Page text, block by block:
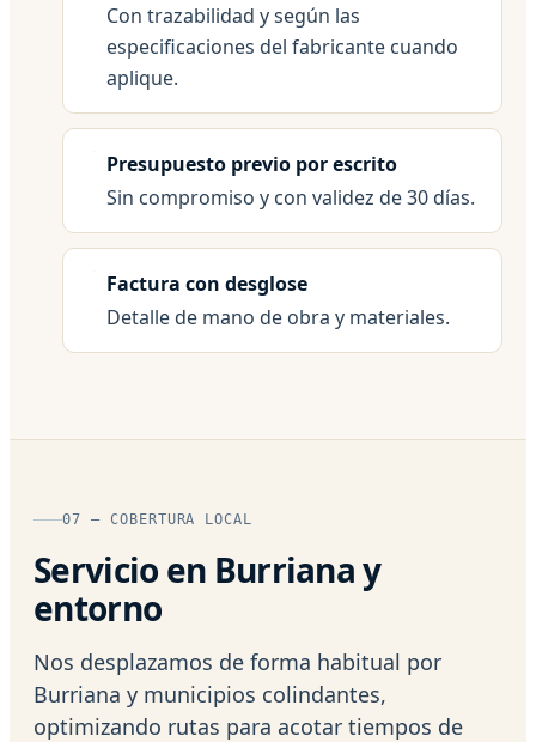
Con trazabilidad y según las
especificaciones del fabricante cuando
aplique.
Presupuesto previo por escrito
Sin compromiso y con validez de 30 días.
Factura con desglose
Detalle de mano de obra y materiales.
07 — COBERTURA LOCAL
Servicio en Burriana y
entorno
Nos desplazamos de forma habitual por
Burriana y municipios colindantes,
optimizando rutas para acotar tiempos de